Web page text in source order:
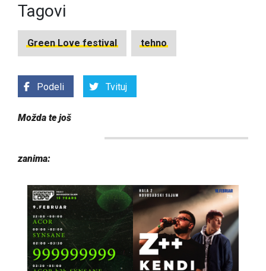
Tagovi
Green Love festival tehno
Podeli Tvituj
Možda te još
zanima: